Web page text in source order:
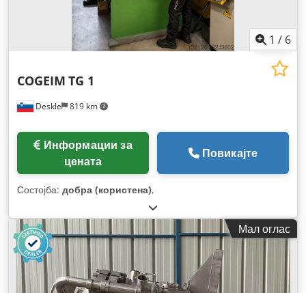
1 / 6
Deskle 819 km
COGEIM TG 1
цената
Повикајте
Состојба: добра (користена),
Мал оглас